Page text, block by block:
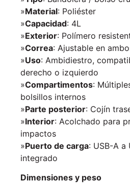
»Material: Poliéster
»Capacidad: 4L
»Exterior: Polímero
»Correa: Ajustable en
»Uso: Ambidiestro,
derecho o izquierdo
»Compartimentos:
bolsillos internos
»Parte posterior: Cojín
»Interior: Acolchado para
impactos
»Puerto de carga: USB-A a
integrado
Dimensiones y peso